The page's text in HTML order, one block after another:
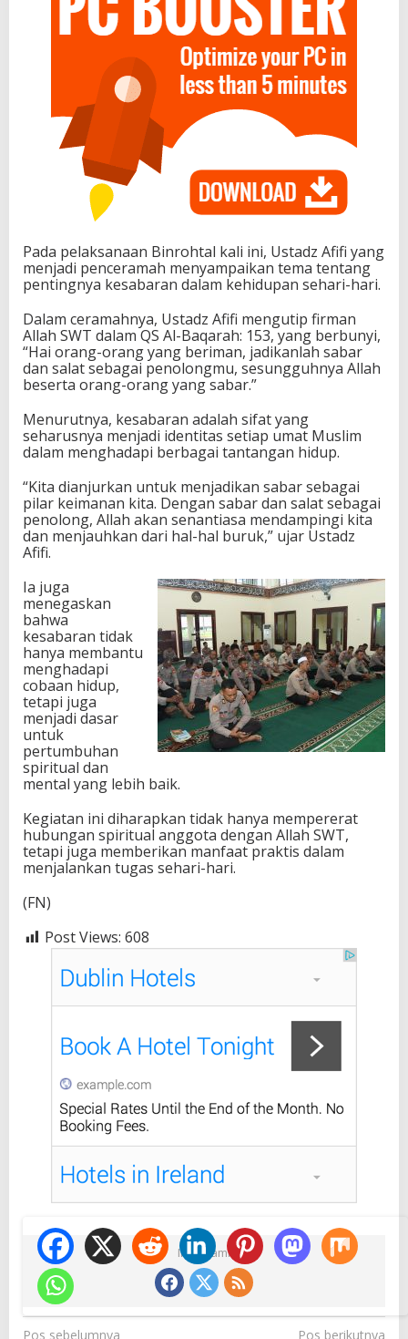
Pada pelaksanaan Binrohtal kali ini, Ustadz Afifi yang
menjadi penceramah menyampaikan tema tentang
pentingnya kesabaran dalam kehidupan sehari-hari.
Dalam ceramahnya, Ustadz Afifi mengutip firman
Allah SWT dalam QS Al-Baqarah: 153, yang berbunyi,
“Hai orang-orang yang beriman, jadikanlah sabar
dan salat sebagai penolongmu, sesungguhnya Allah
beserta orang-orang yang sabar.”
Menurutnya, kesabaran adalah sifat yang
seharusnya menjadi identitas setiap umat Muslim
dalam menghadapi berbagai tantangan hidup.
“Kita dianjurkan untuk menjadikan sabar sebagai
pilar keimanan kita. Dengan sabar dan salat sebagai
penolong, Allah akan senantiasa mendampingi kita
dan menjauhkan dari hal-hal buruk,” ujar Ustadz
Afifi.
Ia juga
menegaskan
bahwa
kesabaran tidak
hanya membantu
menghadapi
cobaan hidup,
tetapi juga
menjadi dasar
untuk
pertumbuhan
spiritual dan
mental yang lebih baik.
Kegiatan ini diharapkan tidak hanya mempererat
hubungan spiritual anggota dengan Allah SWT,
tetapi juga memberikan manfaat praktis dalam
menjalankan tugas sehari-hari.
(FN)
Post Views: 608
Ikuti Kami
Pos sebelumnya
Pos berikutnya